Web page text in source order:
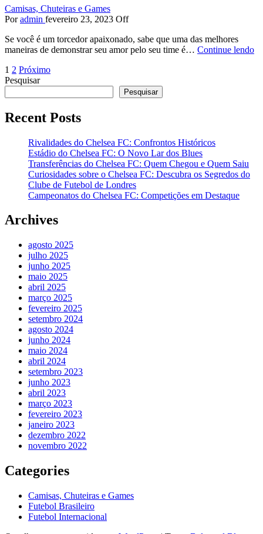
Camisas, Chuteiras e Games
Por admin fevereiro 23, 2023 Off
Se você é um torcedor apaixonado, sabe que uma das melhores
maneiras de demonstrar seu amor pelo seu time é… Continue lendo
Paginação
de
posts
1 2 Próximo
Pesquisar
Pesquisar
Recent Posts
Rivalidades do Chelsea FC: Confrontos Históricos
Estádio do Chelsea FC: O Novo Lar dos Blues
Transferências do Chelsea FC: Quem Chegou e Quem Saiu
Curiosidades sobre o Chelsea FC: Descubra os Segredos do
Clube de Futebol de Londres
Campeonatos do Chelsea FC: Competições em Destaque
Archives
agosto 2025
julho 2025
junho 2025
maio 2025
abril 2025
março 2025
fevereiro 2025
setembro 2024
agosto 2024
junho 2024
maio 2024
abril 2024
setembro 2023
junho 2023
abril 2023
março 2023
fevereiro 2023
janeiro 2023
dezembro 2022
novembro 2022
Categories
Camisas, Chuteiras e Games
Futebol Brasileiro
Futebol Internacional